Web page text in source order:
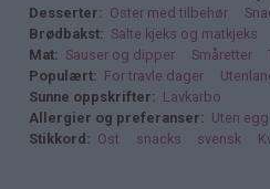
Desserter Oster med tilbehør
Brødbakst
Salte kjeks og matkjeks
Mat
Sauser og dipper Småretter
Populært
For travle dager
Sunne oppskrifter
Lavkarbo
Allergier og preferanser
Uten egg
Stikkord
Ost snacks svensk